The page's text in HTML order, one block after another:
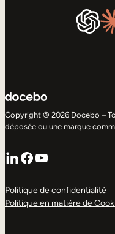
Copyright © 2026 Docebo –
déposée ou une marque
LinkedIn
Facebook
YouTube
Politique de confidentialité
Politique en matière de